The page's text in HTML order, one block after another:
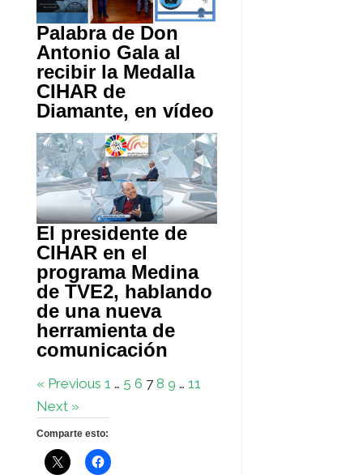
Palabra de Don
Antonio Gala al
recibir la Medalla
CIHAR de
Diamante, en vídeo
El presidente de
CIHAR en el
programa Medina
de TVE2, hablando
de una nueva
herramienta de
comunicación
« Previous 1 … 5 6 7 8 9 … 11
Next »
Comparte esto: